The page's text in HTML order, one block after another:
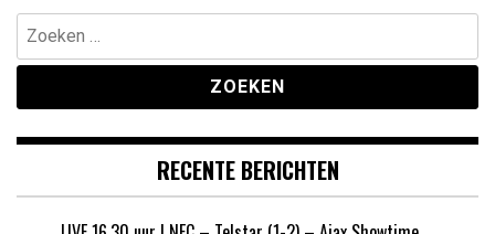
Zoeken
naar:
RECENTE BERICHTEN